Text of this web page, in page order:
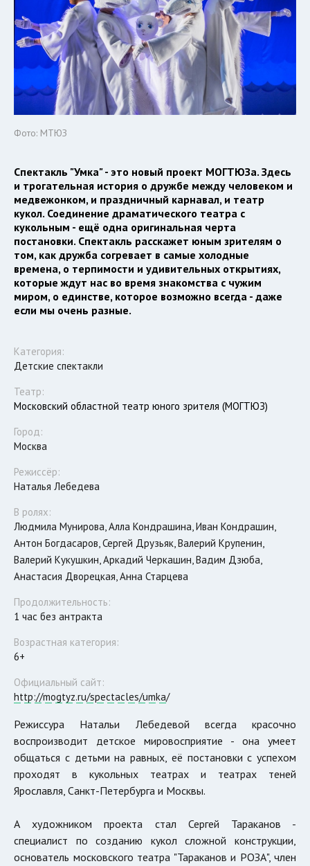
Фото: МТЮЗ
Спектакль "Умка" - это новый проект МОГТЮЗа. Здесь
и трогательная история о дружбе между человеком и
медвежонком, и праздничный карнавал, и театр
кукол. Соединение драматического театра с
кукольным - ещё одна оригинальная черта
постановки. Спектакль расскажет юным зрителям о
том, как дружба согревает в самые холодные
времена, о терпимости и удивительных открытиях,
которые ждут нас во время знакомства с чужим
миром, о единстве, которое возможно всегда - даже
если мы очень разные.
Категория:
Детские спектакли
Театр:
Московский областной театр юного зрителя (МОГТЮЗ)
Город:
Москва
Режиссёр:
Наталья Лебедева
В ролях:
Людмила Мунирова, Алла Кондрашина, Иван Кондрашин,
Антон Богдасаров, Сергей Друзьяк, Валерий Крупенин,
Валерий Кукушкин, Аркадий Черкашин, Вадим Дзюба,
Анастасия Дворецкая, Анна Старцева
Продолжительность:
1 час без антракта
Возрастная категория:
6+
Официальный сайт:
http://mogtyz.ru/spectacles/umka/
Режиссура Натальи Лебедевой всегда красочно
воспроизводит детское мировосприятие - она умеет
общаться с детьми на равных, её постановки с успехом
проходят в кукольных театрах и театрах теней
Ярославля, Санкт-Петербурга и Москвы.
А художником проекта стал Сергей Тараканов -
специалист по созданию кукол сложной конструкции,
основатель московского театра "Тараканов и РОЗА", член